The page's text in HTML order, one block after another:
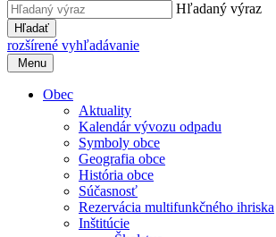
Hľadaný výraz
Hľadať
rozšírené vyhľadávanie
Menu
Obec
Aktuality
Kalendár vývozu odpadu
Symboly obce
Geografia obce
História obce
Súčasnosť
Rezervácia multifunkčného ihriska
Inštitúcie